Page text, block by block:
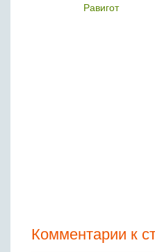
Равигот
Комментарии к